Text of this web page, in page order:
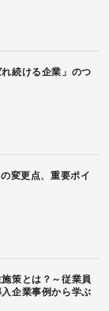
続ける企業」のつ
変更点、重要ポイ
策とは？～従業員
企業事例から学ぶ